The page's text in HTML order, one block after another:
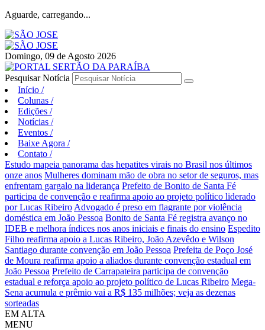
Aguarde, carregando...
Domingo, 09 de Agosto 2026
Pesquisar Notícia
Início /
Colunas /
Edições /
Notícias /
Eventos /
Baixe Agora /
Contato /
Estudo mapeia panorama das hepatites virais no Brasil nos últimos
onze anos Mulheres dominam mão de obra no setor de seguros, mas
enfrentam gargalo na liderança Prefeito de Bonito de Santa Fé
participa de convenção e reafirma apoio ao projeto político liderado
por Lucas Ribeiro Advogado é preso em flagrante por violência
doméstica em João Pessoa Bonito de Santa Fé registra avanço no
IDEB e melhora índices nos anos iniciais e finais do ensino Espedito
Filho reafirma apoio a Lucas Ribeiro, João Azevêdo e Wilson
Santiago durante convenção em João Pessoa Prefeita de Poço José
de Moura reafirma apoio a aliados durante convenção estadual em
João Pessoa Prefeito de Carrapateira participa de convenção
estadual e reforça apoio ao projeto político de Lucas Ribeiro Mega-
Sena acumula e prêmio vai a R$ 135 milhões; veja as dezenas
sorteadas
EM ALTA
MENU